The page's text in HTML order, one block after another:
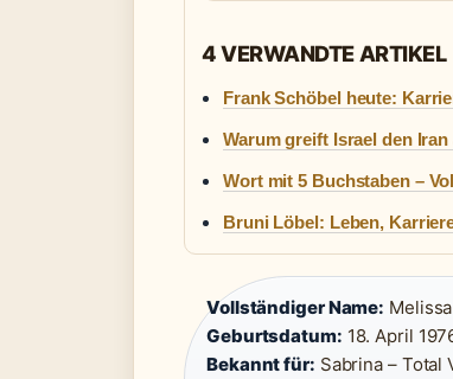
4 VERWANDTE ARTIKEL
Frank Schöbel heute:
Warum greift Israel den
Wort mit 5 Buchstaben –
Bruni Löbel: Leben,
Vollständiger Name:
Geburtsdatum: 18. April
Bekannt für: Sabrina – Total